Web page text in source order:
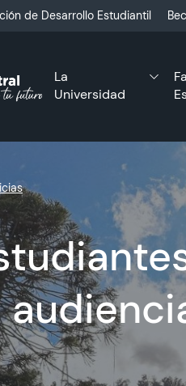
de Desarrollo Estudiantil
La
Universidad